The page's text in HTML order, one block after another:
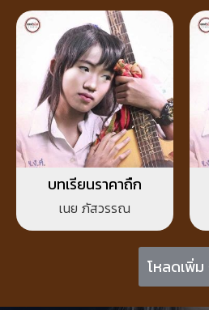
บทเรียนราคาถืก
เนย ภัสวรรณ
โหลดเพิ่ม